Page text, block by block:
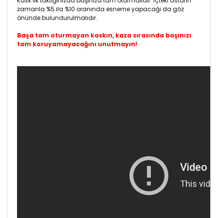
zamanla %5 ila %10 oranında esneme yapacağı da göz
önünde bulundurulmalıdır.
Başa tam oturmayan kaskın, kaza sırasında başınızı
tam koruyamayacağını unutmayın!